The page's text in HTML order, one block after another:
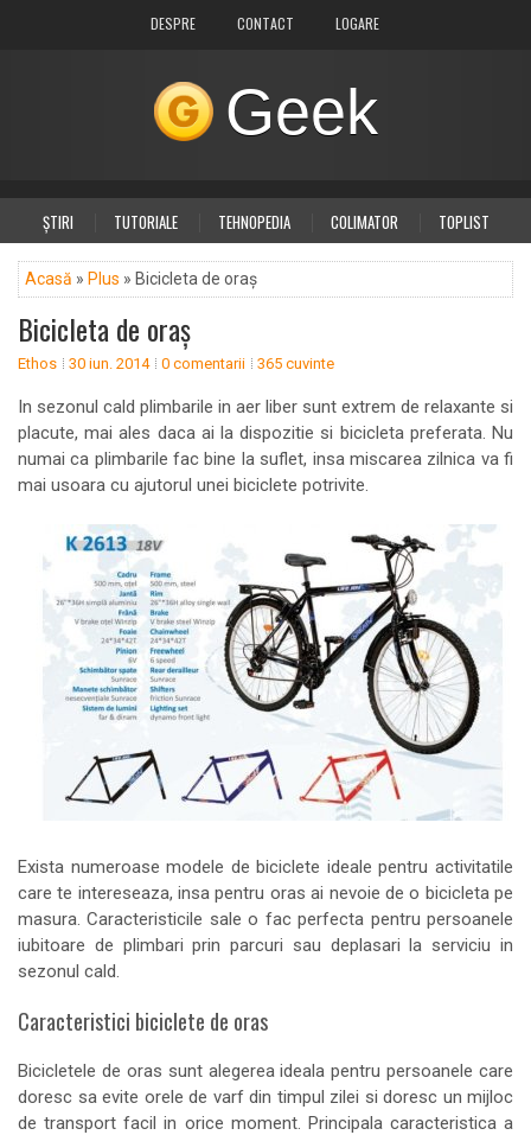
DESPRE CONTACT LOGARE
Geek
ȘTIRI TUTORIALE TEHNOPEDIA COLIMATOR
TOPLIST
DIVERSE
PLUS
Acasă » Plus » Bicicleta de oraș
Bicicleta de oraș
Ethos 30 iun. 2014 0 comentarii 365 cuvinte
In sezonul cald plimbarile in aer liber sunt extrem de relaxante si
placute, mai ales daca ai la dispozitie si bicicleta preferata. Nu
numai ca plimbarile fac bine la suflet, insa miscarea zilnica va fi
mai usoara cu ajutorul unei biciclete potrivite.
Exista numeroase modele de biciclete ideale pentru activitatile
care te intereseaza, insa pentru oras ai nevoie de o bicicleta pe
masura. Caracteristicile sale o fac perfecta pentru persoanele
iubitoare de plimbari prin parcuri sau deplasari la serviciu in
sezonul cald.
Caracteristici biciclete de oras
Bicicletele de oras sunt alegerea ideala pentru persoanele care
doresc sa evite orele de varf din timpul zilei si doresc un mijloc
de transport facil in orice moment. Principala caracteristica a